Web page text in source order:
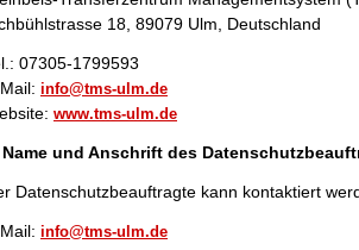
18, 89079 Ulm, Deutschland
07305-1799593
info@tms-ulm.de
www.tms-ulm.de
Name und Anschrift des
Datenschutzbeauftragte kann kontaktiert
info@tms-ulm.de